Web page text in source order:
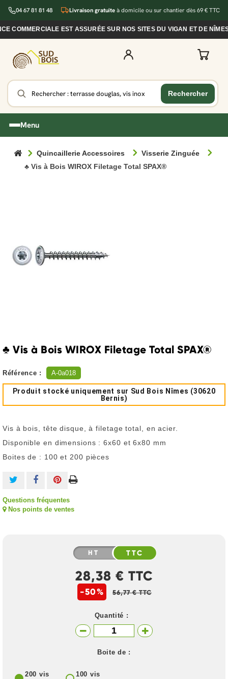
04 67 81 81 48 Livraison gratuite à domicile ou sur chantier dès 69 € TTC
EST ASSURÉE SUR NOS SITES DU VIGAN ET DE NÎMES
Menu
Quincaillerie Accessoires
Visserie Zinguée
♣ Vis à Bois WIROX Filetage Total SPAX®
♣ Vis à Bois WIROX Filetage Total SPAX®
Référence : A-0a018
Produit stocké uniquement sur Sud Bois Nîmes (30620
Bernis)
Vis à bois, tête disque, à filetage total, en acier.
Disponible en dimensions : 6x60 et 6x80 mm
Boites de : 100 et 200 pièces
Questions fréquentes
Nos points de ventes
HT TTC
28,38 € TTC
-50% 56,77 € TTC
Quantité :
Boite de :
200 vis
100 vis